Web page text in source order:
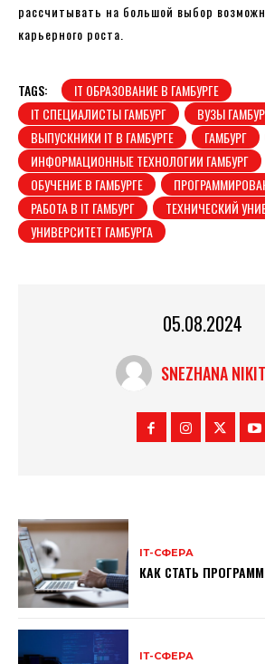
рассчитывать на большой выбор
карьерного роста.
TAGS:
IT ОБРАЗОВАНИЕ В ГАМБУРГЕ
IT СПЕЦИАЛИСТЫ ГАМБУРГ
ВУЗЫ
ВЫПУСКНИКИ IT В ГАМБУРГЕ
ГАМБУРГ
ИНФОРМАЦИОННЫЕ ТЕХНОЛОГИИ ГАМБУРГ
ОБУЧЕНИЕ В ГАМБУРГЕ
РАБОТА В IT ГАМБУРГ
ТЕХНИЧЕСКИЙ
УНИВЕРСИТЕТ ГАМБУРГА
05.08.2024
SNEZHANA
ІТ-СФЕРА
КАК СТАТЬ
ІТ-СФЕРА